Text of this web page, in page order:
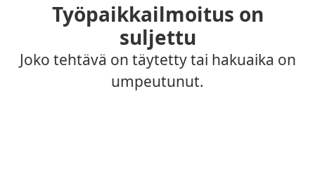
Työpaikkailmoitus on
suljettu
Joko tehtävä on täytetty tai hakuaika on
umpeutunut.